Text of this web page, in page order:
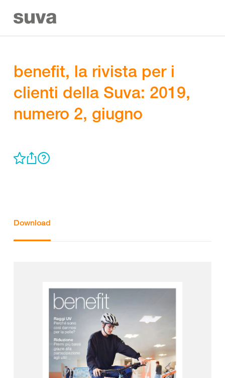
benefit, la rivista per i
clienti della Suva: 2019,
numero 2, giugno
Download